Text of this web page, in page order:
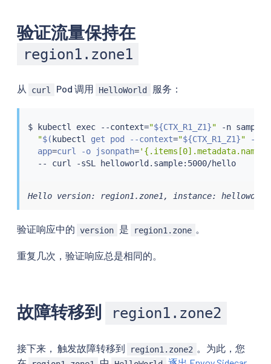
验证流量保持在
region1.zone1
从 curl Pod 调用 HelloWorld 服务：
$ kubectl exec --context="${CTX_R1_Z1}" -n
"$( kubectl get pod --context="${CTX_R1_Z1}" -n
  app
=curl -o jsonpath='{.items[0].metadata.name}'
  --
curl -sSL helloworld.sample:5000/hello
Hello version: region1.zone1, instance: helloworld-
验证响应中的 version 是 region1.zone 。
重复几次，验证响应总是相同的。
故障转移到 region1.zone2
接下来， 触发故障转移到 region1.zone2 。为此，您